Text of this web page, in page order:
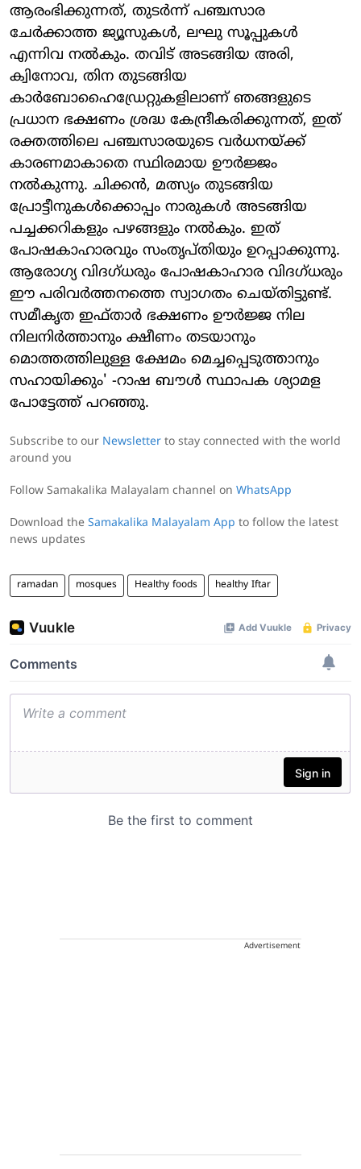
ആരംഭിക്കുന്നത്, തുടര്‍ന്ന് പഞ്ചസാര
ചേര്‍ക്കാത്ത ജ്യൂസുകള്‍, ലഘു സൂപ്പുകള്‍
എന്നിവ നല്‍കും. തവിട് അടങ്ങിയ അരി,
ക്വിനോവ, തിന തുടങ്ങിയ
കാര്‍ബോഹൈഡ്രേറ്റുകളിലാണ് ഞങ്ങളുടെ
പ്രധാന ഭക്ഷണം ശ്രദ്ധ കേന്ദ്രീകരിക്കുന്നത്, ഇത്
രക്തത്തിലെ പഞ്ചസാരയുടെ വര്‍ധനയ്ക്ക്
കാരണമാകാതെ സ്ഥിരമായ ഊര്‍ജ്ജം
നല്‍കുന്നു. ചിക്കന്‍, മത്സ്യം തുടങ്ങിയ
പ്രോട്ടീനുകള്‍ക്കൊപ്പം നാരുകള്‍ അടങ്ങിയ
പച്ചക്കറികളും പഴങ്ങളും നല്‍കും. ഇത്
പോഷകാഹാരവും സംതൃപ്തിയും ഉറപ്പാക്കുന്നു.
ആരോഗ്യ വിദഗ്ധരും പോഷകാഹാര വിദഗ്ധരും
ഈ പരിവര്‍ത്തനത്തെ സ്വാഗതം ചെയ്തിട്ടുണ്ട്.
സമീകൃത ഇഫ്താര്‍ ഭക്ഷണം ഊര്‍ജ്ജ നില
നിലനിര്‍ത്താനും ക്ഷീണം തടയാനും
മൊത്തത്തിലുള്ള ക്ഷേമം മെച്ചപ്പെടുത്താനും
സഹായിക്കും' -റാഷ ബൗള്‍ സ്ഥാപക ശ്യാമള
പോട്ടേത്ത് പറഞ്ഞു.
Subscribe to our Newsletter to stay connected with the world
around you
Follow Samakalika Malayalam channel on WhatsApp
Download the Samakalika Malayalam App to follow the latest
news updates
ramadan mosques Healthy foods healthy Iftar
Advertisement